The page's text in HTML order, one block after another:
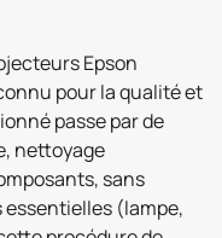
Epson
pour la qualité et
passe par de
nettoyage
sans
(lampe,